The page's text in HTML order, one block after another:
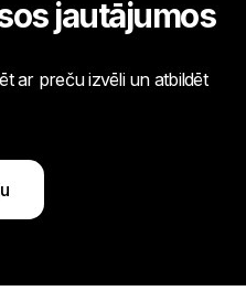
jautājumos
ar preču izvēli un atbildēt